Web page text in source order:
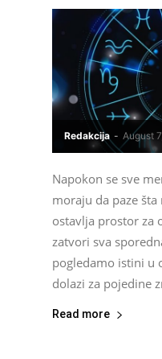
Redakcija - August
Napokon se sve
moraju da paze
ostavlja prostor za
zatvori sva
pogledamo istini u
dolazi za pojedine
Read more